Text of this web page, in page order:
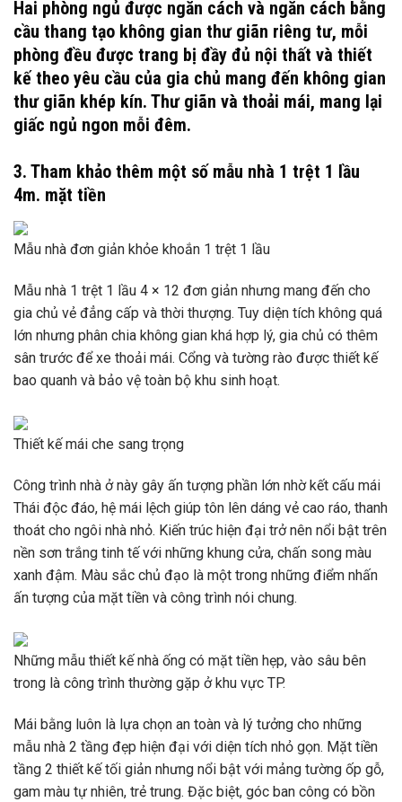
Hai phòng ngủ được ngăn cách và ngăn cách bằng
cầu thang tạo không gian thư giãn riêng tư, mỗi
phòng đều được trang bị đầy đủ nội thất và thiết
kế theo yêu cầu của gia chủ mang đến không gian
thư giãn khép kín. Thư giãn và thoải mái, mang lại
giấc ngủ ngon mỗi đêm.
3. Tham khảo thêm một số mẫu nhà 1 trệt 1 lầu
4m. mặt tiền
Mẫu nhà đơn giản khỏe khoắn 1 trệt 1 lầu
Mẫu nhà 1 trệt 1 lầu 4 × 12 đơn giản nhưng mang đến cho
gia chủ vẻ đẳng cấp và thời thượng. Tuy diện tích không quá
lớn nhưng phân chia không gian khá hợp lý, gia chủ có thêm
sân trước để xe thoải mái. Cổng và tường rào được thiết kế
bao quanh và bảo vệ toàn bộ khu sinh hoạt.
Thiết kế mái che sang trọng
Công trình nhà ở này gây ấn tượng phần lớn nhờ kết cấu mái
Thái độc đáo, hệ mái lệch giúp tôn lên dáng vẻ cao ráo, thanh
thoát cho ngôi nhà nhỏ. Kiến trúc hiện đại trở nên nổi bật trên
nền sơn trắng tinh tế với những khung cửa, chấn song màu
xanh đậm. Màu sắc chủ đạo là một trong những điểm nhấn
ấn tượng của mặt tiền và công trình nói chung.
Những mẫu thiết kế nhà ống có mặt tiền hẹp, vào sâu bên
trong là công trình thường gặp ở khu vực TP.
Mái bằng luôn là lựa chọn an toàn và lý tưởng cho những
mẫu nhà 2 tầng đẹp hiện đại với diện tích nhỏ gọn. Mặt tiền
tầng 2 thiết kế tối giản nhưng nổi bật với mảng tường ốp gỗ,
gam màu tự nhiên, trẻ trung. Đặc biệt, góc ban công có bồn